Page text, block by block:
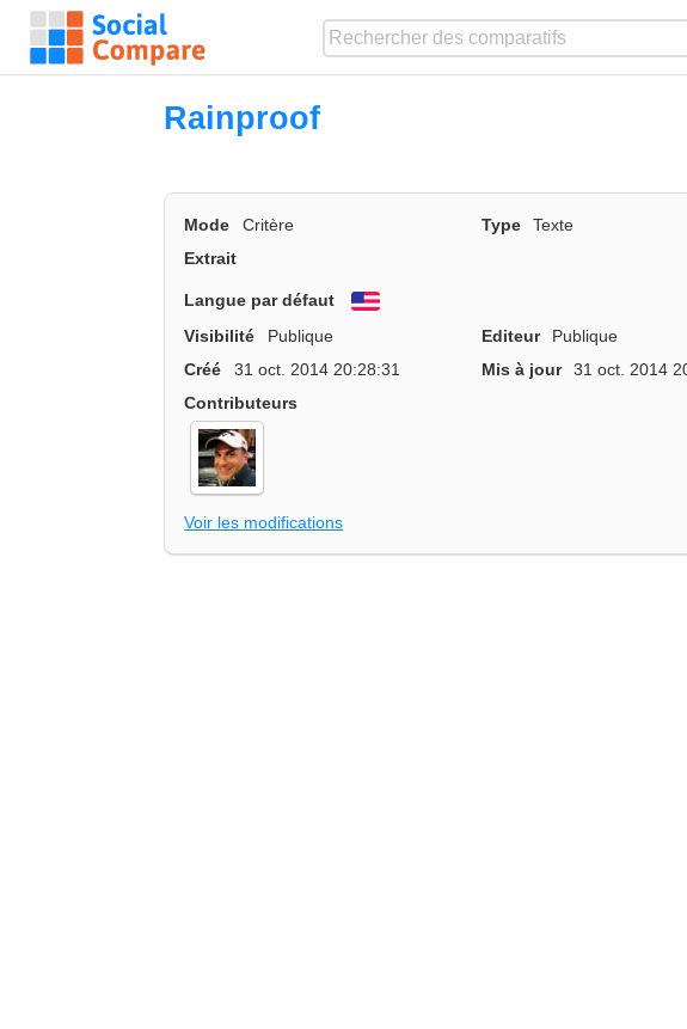
Rainproof
Mode Critère Type
Texte
Extrait
Langue par défaut
Visibilité
Publique Editeur
Publique
Créé
31 oct. 2014 20:28:31 Mis à jour
31 oct. 2014
Contributeurs
Voir les modifications